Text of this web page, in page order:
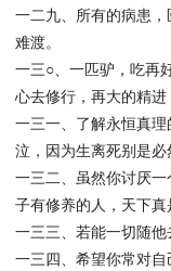
一二九、所有的病患
难渡。
一三○、一匹驴，吃再
心去修行，再大的精进
一三一、了解永恒真
泣，因为生离死别是必
一三二、虽然你讨厌
子有修养的人，天下真
一三三、若能一切随他
一三四、希望你常对